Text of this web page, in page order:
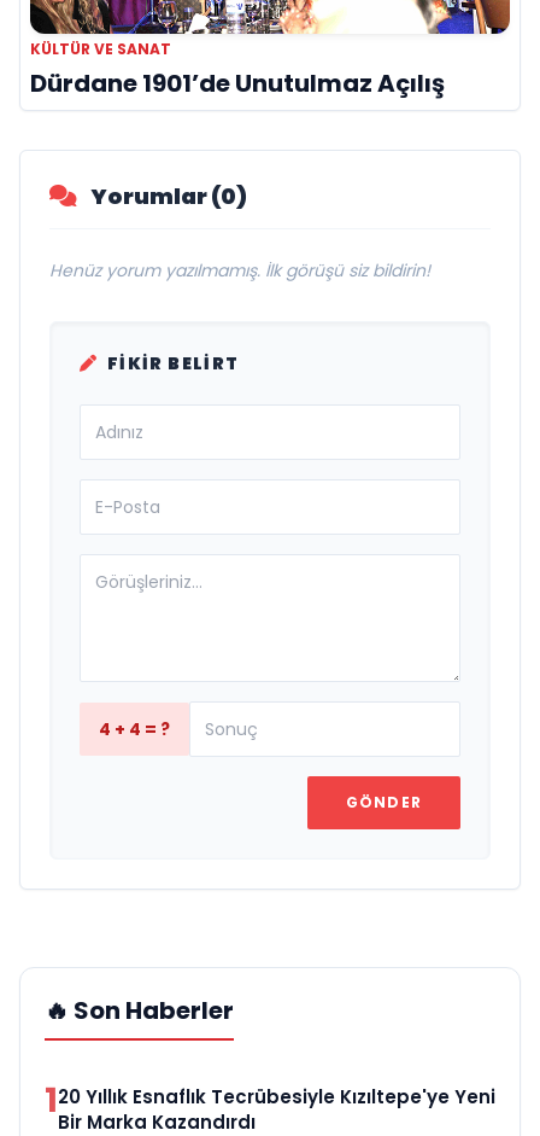
KÜLTÜR VE SANAT
Dürdane 1901’de Unutulmaz Açılış
Yorumlar (0)
Henüz yorum yazılmamış. İlk görüşü siz bildirin!
FIKIR BELIRT
4 + 4 = ?
GÖNDER
🔥 Son Haberler
120 Yıllık Esnaflık Tecrübesiyle Kızıltepe'ye Yeni
Bir Marka Kazandırdı